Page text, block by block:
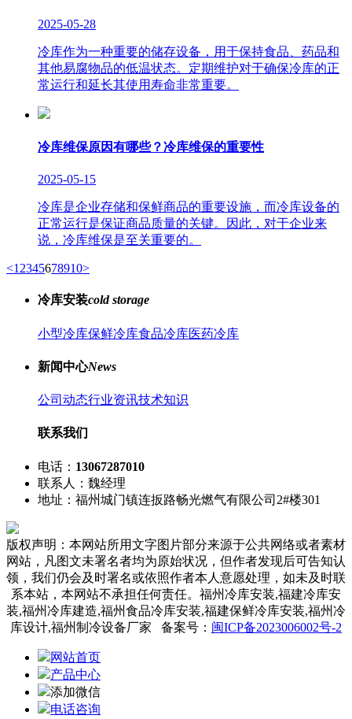
2025-05-28
冷库作为一种重要的储存设备，用于保持食品、药品和
其他易腐物品的低温状态。定期维护对于确保冷库的正
常运行和延长其使用寿命非常重要。
冷库维保原因有哪些？冷库维保的重要性
2025-05-15
冷库是企业存储和保鲜商品的重要设施，而冷库设备的
正常运行是保证商品质量的关键。因此，对于企业来
说，冷库维保是至关重要的。
<1 2345678910>
冷库安装cold storage
小型冷库保鲜冷库食品冷库医药冷库
新闻中心News
公司动态行业资讯技术知识
联系我们
电话： 13067287010
联系人：魏经理
地址：福州城门镇连扳路畅光燃气有限公司2#楼301
版权声明：本网站所用文字图片部分来源于公共网络或者素材
网站，凡图文未署名者均为原始状况，但作者发现后可告知认
领，我们仍会及时署名或依照作者本人意愿处理，如未及时联
系本站，本网站不承担任何责任。福州冷库安装,福建冷库安
装,福州冷库建造,福州食品冷库安装,福建保鲜冷库安装,福州冷
库设计,福州制冷设备厂家 备案号： 闽ICP备2023006002号-2
网站首页
产品中心
添加微信
电话咨询